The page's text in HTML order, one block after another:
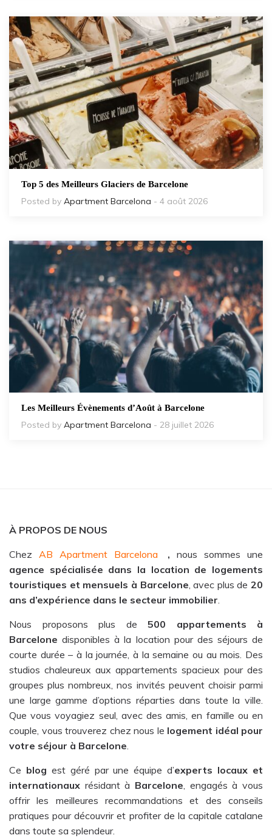
Top 5 des Meilleurs Glaciers de Barcelone
Posted by Apartment Barcelona - 4 août 2026
Les Meilleurs Évènements d’Août à Barcelone
Posted by Apartment Barcelona - 28 juillet 2026
À PROPOS DE NOUS
Chez AB Apartment Barcelona , nous sommes une
agence spécialisée dans la location de logements
touristiques et mensuels à Barcelone, avec plus de 20
ans d’expérience dans le secteur immobilier.
Nous proposons plus de 500 appartements à
Barcelone disponibles à la location pour des séjours de
courte durée – à la journée, à la semaine ou au mois. Des
studios chaleureux aux appartements spacieux pour des
groupes plus nombreux, nos invités peuvent choisir parmi
une large gamme d’options réparties dans toute la ville.
Que vous voyagiez seul, avec des amis, en famille ou en
couple, vous trouverez chez nous le logement idéal pour
votre séjour à Barcelone.
Ce blog est géré par une équipe d’experts locaux et
internationaux résidant à Barcelone, engagés à vous
offrir les meilleures recommandations et des conseils
pratiques pour découvrir et profiter de la capitale catalane
dans toute sa splendeur.